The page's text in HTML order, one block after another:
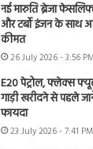
नई मारुति ब्रेजा
और टर्बो इंजन के साथ
कीमत
26 July 2026 - 3:56
E20 पेट्रोल, फ्लेक्स
गाड़ी खरीदने से पहले
फायदा
23 July 2026 - 7:41 PM